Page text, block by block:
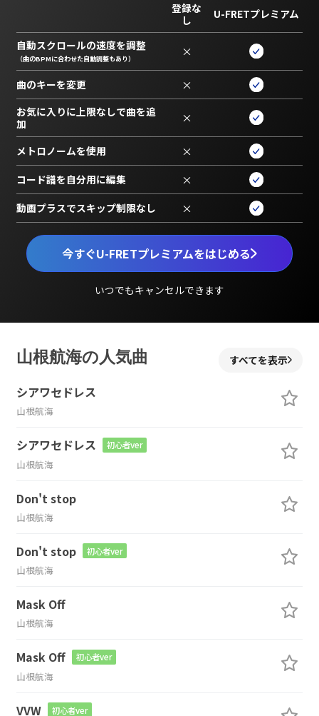
今すぐU-FRETプレミアムをはじめる
いつでもキャンセルできます
登録な
し
U-FRETプレミアム
自動スクロールの速度を調整
（曲のBPMに合わせた自動調整もあり） ×
曲のキーを変更 ×
お気に入りに上限なしで曲を追
加
×
メトロノームを使用 ×
コード譜を自分用に編集 ×
動画プラスでスキップ制限なし ×
山根航海の人気曲 すべてを表示
シアワセドレス
山根航海
シアワセドレス 初心者ver
山根航海
Don't stop
山根航海
Don't stop 初心者ver
山根航海
Mask Off
山根航海
Mask Off 初心者ver
山根航海
VVW 初心者ver